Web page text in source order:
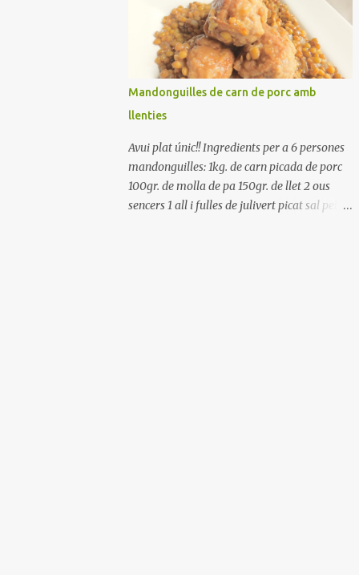
Renteu els pebrots i talleu-los a trossets.
Renteu les tomates i talleu-les a octaus.
Talleu les olives a rodanxes. Una hora abans
de portar a la taula, poseu els cigrons, ben
escorreguts, en un bol, amb la resta
d'ingredients: les tomates, el pebrot, la ceba,
(escorreguda), les olives i la tonyina
esmicolada. Amaniu amb sal i oli... bon
profit!!
Mandonguilles de carn de porc amb
llenties
Avui plat únic!! Ingredients per a 6 persones
mandonguilles: 1kg. de carn picada de porc
100gr. de molla de pa 150gr. de llet 2 ous
sencers 1 all i fulles de julivert picat sal pebre